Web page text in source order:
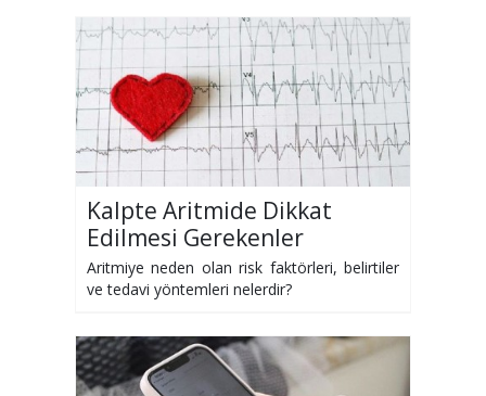
Kalpte Aritmide Dikkat
Edilmesi Gerekenler
Aritmiye neden olan risk faktörleri, belirtiler
ve tedavi yöntemleri nelerdir?